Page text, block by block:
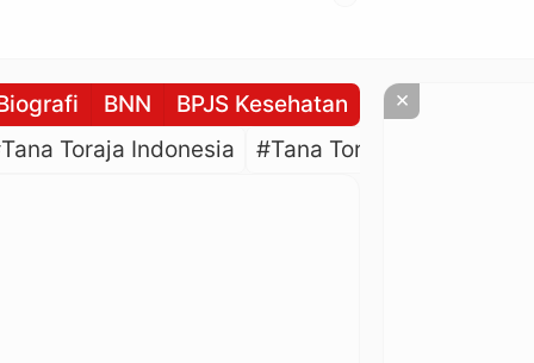
BNN BPJS Kesehatan BPJS
Toraja Indonesia #Tana Toraja Culture
×